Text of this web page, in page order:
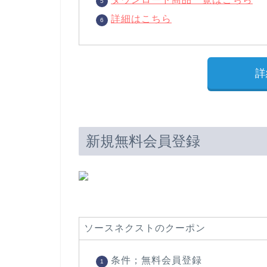
詳細はこちら
新規無料会員登録
ソースネクストのクーポン
条件；無料会員登録